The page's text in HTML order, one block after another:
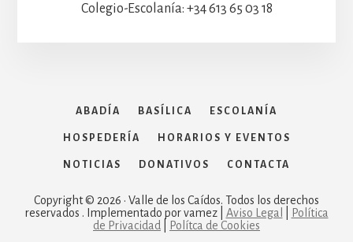
Colegio-Escolanía: +34 613 65 03 18
ABADÍA BASÍLICA ESCOLANÍA
HOSPEDERÍA HORARIOS Y EVENTOS
NOTICIAS DONATIVOS CONTACTA
Copyright © 2026 · Valle de los Caídos. Todos los derechos
reservados . Implementado por vamez | Aviso Legal
Política
de Privacidad
Polítca de Cookies